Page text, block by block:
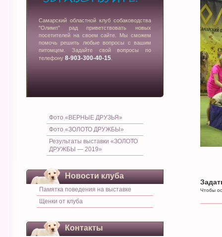
Самарский областной клуб собаководства
"Олимп" рад приветствовать новых
посетителей на своем сайте. Мы сможем
помочь решить любые вопросы с вашим
питомцем. Задайте свой вопросы по
телефону 8-903-300-40-15
Фото «ВЕРНЫЕ ДРУЗЬЯ»
Фото «ЗОЛОТО ДРУЖБЫ»
Результаты выставки «ЗОЛОТО
ДРУЖБЫ — 2019»
Новости клуба
Памятка поведения на выставке
Щенки от клуба
Контакты
Чтобы